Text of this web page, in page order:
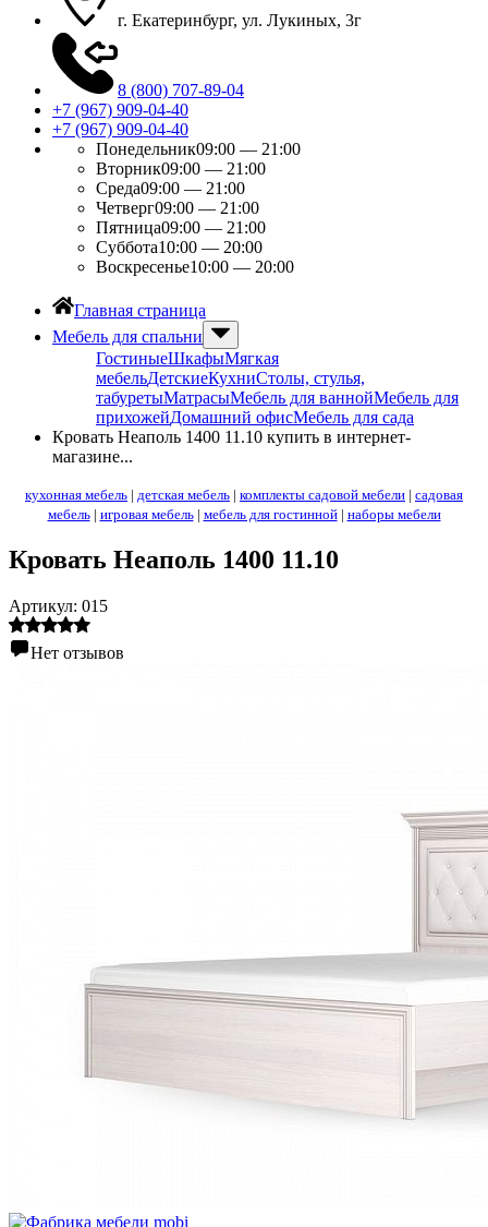
г. Екатеринбург, ул. Лукиных, 3г
8 (800) 707-89-04
+7 (967) 909-04-40
+7 (967) 909-04-40
Понедельник09:00 — 21:00
Вторник09:00 — 21:00
Среда09:00 — 21:00
Четверг09:00 — 21:00
Пятница09:00 — 21:00
Суббота10:00 — 20:00
Воскресенье10:00 — 20:00
Главная страница
Мебель для спальни
ГостиныеШкафыМягкая
мебельДетскиеКухниСтолы, стулья,
табуретыМатрасыМебель для ваннойМебель для
прихожейДомашний офисМебель для сада
Кровать Неаполь 1400 11.10 купить в интернет-
магазине...
кухонная мебель | детская мебель | комплекты садовой мебели | садовая
мебель| игровая мебель| мебель для гостинной| наборы мебели
Кровать Неаполь 1400 11.10
Артикул: 015
Нет отзывов